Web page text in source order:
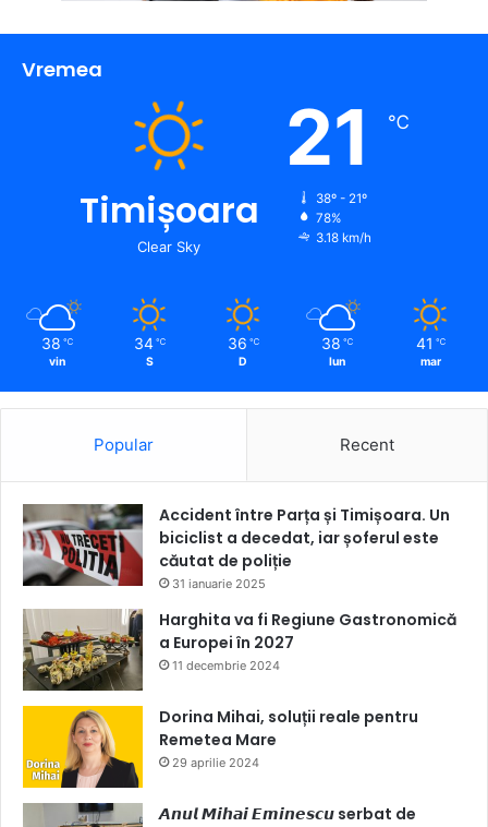
Vremea
Timișoara
Clear Sky
21 ℃
38º - 21º
78%
3.18 km/h
38 ℃
vin
34 ℃
S
36 ℃
D
38 ℃
lun
41 ℃
mar
Popular Recent
Accident între Parța și Timișoara. Un
biciclist a decedat, iar șoferul este
căutat de poliție
31 ianuarie 2025
Harghita va fi Regiune Gastronomică
a Europei în 2027
11 decembrie 2024
Dorina Mihai, soluții reale pentru
Remetea Mare
29 aprilie 2024
𝘼𝙣𝙪𝙡 𝙈𝙞𝙝𝙖𝙞 𝙀𝙢𝙞𝙣𝙚𝙨𝙘𝙪 serbat de